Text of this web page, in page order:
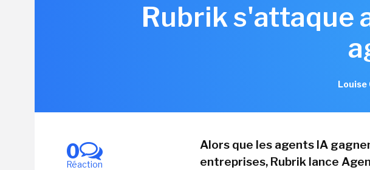
Rubrik s'attaque
Louise
0
Réaction
Alors que les agents IA
entreprises, Rubrik lance